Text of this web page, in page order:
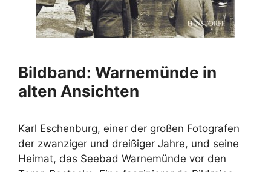
Bildband: Warnemünde in
alten Ansichten
Karl Eschenburg, einer der großen Fotografen
der zwanziger und dreißiger Jahre, und seine
Heimat, das Seebad Warnemünde vor den